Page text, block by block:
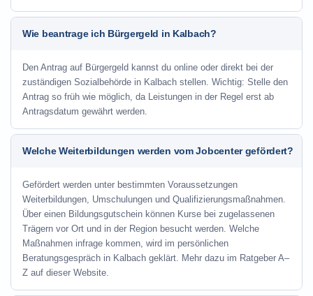
Wie beantrage ich Bürgergeld in Kalbach?
Den Antrag auf Bürgergeld kannst du online oder direkt bei der
zuständigen Sozialbehörde in Kalbach stellen. Wichtig: Stelle den
Antrag so früh wie möglich, da Leistungen in der Regel erst ab
Antragsdatum gewährt werden.
Welche Weiterbildungen werden vom Jobcenter gefördert?
Gefördert werden unter bestimmten Voraussetzungen
Weiterbildungen, Umschulungen und Qualifizierungsmaßnahmen.
Über einen Bildungsgutschein können Kurse bei zugelassenen
Trägern vor Ort und in der Region besucht werden. Welche
Maßnahmen infrage kommen, wird im persönlichen
Beratungsgespräch in Kalbach geklärt. Mehr dazu im Ratgeber A–
Z auf dieser Website.